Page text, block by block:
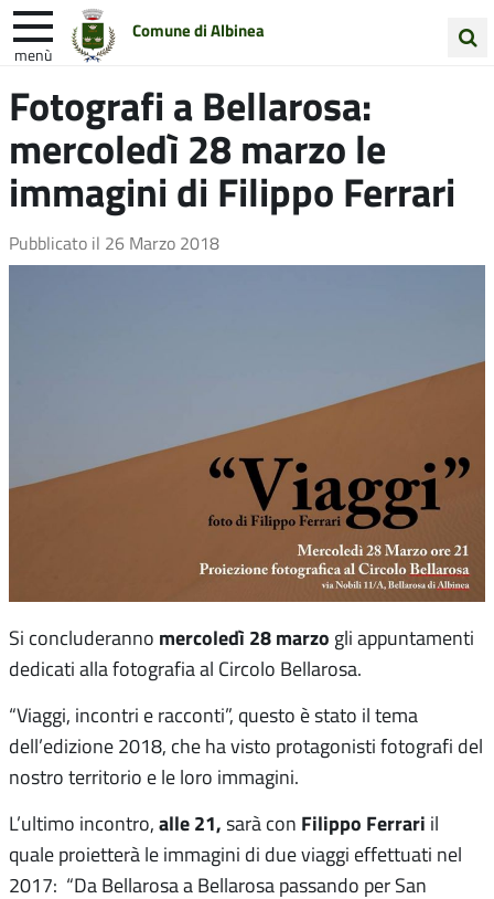
Comune di Albinea
menù
nel
sito
Entra in Comune
Unione Colline Matildiche
Fotografi a Bellarosa:
mercoledì 28 marzo le
immagini di Filippo Ferrari
Pubblicato il 26 Marzo 2018
Si concluderanno mercoledì 28 marzo gli appuntamenti
dedicati alla fotografia al Circolo Bellarosa.
“Viaggi, incontri e racconti”, questo è stato il tema
dell’edizione 2018, che ha visto protagonisti fotografi del
nostro territorio e le loro immagini.
L’ultimo incontro, alle 21, sarà con Filippo Ferrari il
quale proietterà le immagini di due viaggi effettuati nel
2017: “Da Bellarosa a Bellarosa passando per San